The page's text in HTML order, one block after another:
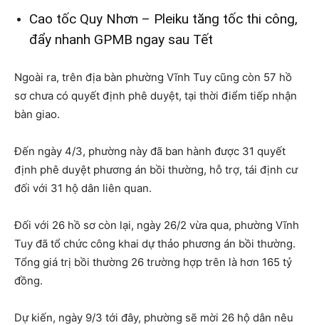
Cao tốc Quy Nhơn – Pleiku tăng tốc thi công,
đẩy nhanh GPMB ngay sau Tết
Ngoài ra, trên địa bàn phường Vĩnh Tuy cũng còn 57 hồ
sơ chưa có quyết định phê duyệt, tại thời điểm tiếp nhận
bàn giao.
Đến ngày 4/3, phường này đã ban hành được 31 quyết
định phê duyệt phương án bồi thường, hỗ trợ, tái định cư
đối với 31 hộ dân liên quan.
Đối với 26 hồ sơ còn lại, ngày 26/2 vừa qua, phường Vĩnh
Tuy đã tổ chức công khai dự thảo phương án bồi thường.
Tổng giá trị bồi thường 26 trường hợp trên là hơn 165 tỷ
đồng.
Dự kiến, ngày 9/3 tới đây, phường sẽ mời 26 hộ dân nêu